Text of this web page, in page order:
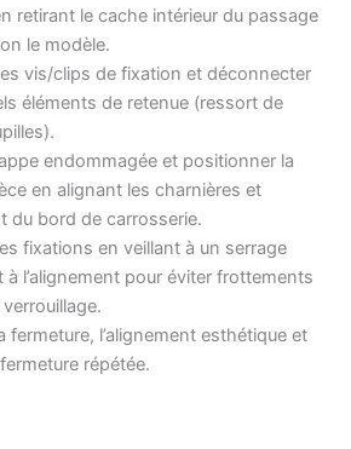
retirant le cache intérieur du passage
le modèle.
vis/clips de fixation et déconnecter
éléments de retenue (ressort de
endommagée et positionner la
en alignant les charnières et
du bord de carrosserie.
fixations en veillant à un serrage
à l’alignement pour éviter frottements
fermeture, l’alignement esthétique et
répétée.